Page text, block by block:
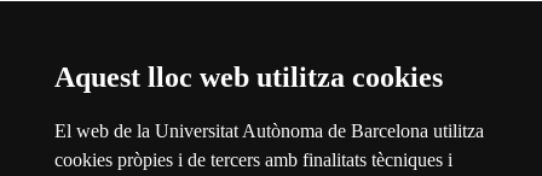
Aquest lloc web utilitza cookies
El web de la Universitat Autònoma de Barcelona utilitza
cookies pròpies i de tercers amb finalitats tècniques i
s'obre en una finestra nova
Sobre el web
Universitat Autònoma de Barcelona